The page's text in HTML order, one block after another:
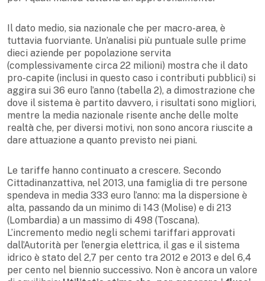
Il dato medio, sia nazionale che per macro-area, è
tuttavia fuorviante. Un’analisi più puntuale sulle prime
dieci aziende per popolazione servita
(complessivamente circa 22 milioni) mostra che il dato
pro-capite (inclusi in questo caso i contributi pubblici) si
aggira sui 36 euro l’anno (tabella 2), a dimostrazione che
dove il sistema è partito davvero, i risultati sono migliori,
mentre la media nazionale risente anche delle molte
realtà che, per diversi motivi, non sono ancora riuscite a
dare attuazione a quanto previsto nei piani.
Le tariffe hanno continuato a crescere. Secondo
Cittadinanzattiva, nel 2013, una famiglia di tre persone
spendeva in media 333 euro l’anno: ma la dispersione è
alta, passando da un minimo di 143 (Molise) e di 213
(Lombardia) a un massimo di 498 (Toscana).
L’incremento medio negli schemi tariffari approvati
dall’Autorità per l’energia elettrica, il gas e il sistema
idrico è stato del 2,7 per cento tra 2012 e 2013 e del 6,4
per cento nel biennio successivo. Non è ancora un valore